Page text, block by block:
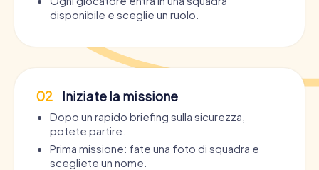
disponibile e sceglie un ruolo.
02 Iniziate la missione
Dopo un rapido briefing sulla sicurezza,
potete partire.
Prima missione: fate una foto di squadra e
scegliete un nome.